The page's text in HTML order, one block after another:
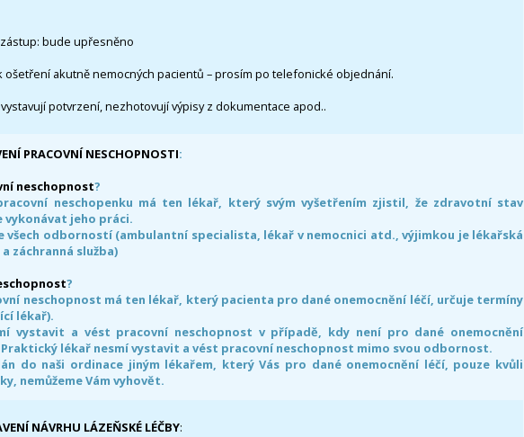
bude upřesněno
ošetření akutně nemocných pacientů – prosím po telefonické objednání.
potvrzení, nezhotovují výpisy z dokumentace apod..
PRACOVNÍ NESCHOPNOSTI:
neschopnost?
neschopenku má ten lékař, který svým vyšetřením zjistil, že zdravotní stav
vykonávat jeho práci.
odborností (ambulantní specialista, lékař v nemocnici atd., výjimkou je lékařská
záchranná služba)
?
neschopnost má ten lékař, který pacienta pro dané onemocnění léčí, určuje termíny
lékař).
vystavit a vést pracovní neschopnost v případě, kdy není pro dané onemocnění
lékař nesmí vystavit a vést pracovní neschopnost mimo svou odbornost.
do naši ordinace jiným lékařem, který Vás pro dané onemocnění léčí, pouze kvůli
nemůžeme Vám vyhovět.
NÁVRHU LÁZEŇSKÉ LÉČBY: